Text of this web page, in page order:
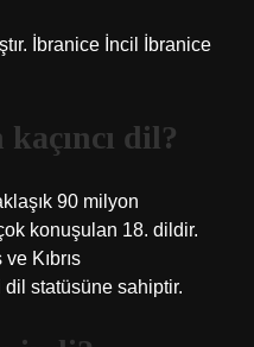
İbranice İncil İbranice
dil?
90 milyon
konuşulan 18. dildir.
Kıbrıs
statüsüne sahiptir.